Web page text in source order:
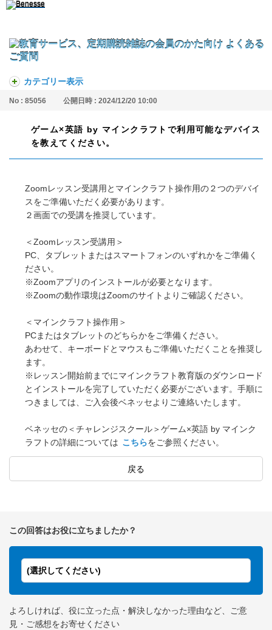
カテゴリー表示
No : 85056 公開日時 : 2024/12/20 10:00
ゲーム×英語 by マインクラフトで利用可能なデバイス
を教えてください。
Zoomレッスン受講用とマインクラフト操作用の２つのデバイ
スをご準備いただく必要があります。
２画面での受講を推奨しています。
＜Zoomレッスン受講用＞
PC、タブレットまたはスマートフォンのいずれかをご準備く
ださい。
※Zoomアプリのインストールが必要となります。
※Zoomの動作環境はZoomのサイトよりご確認ください。
＜マインクラフト操作用＞
PCまたはタブレットのどちらかをご準備ください。
あわせて、キーボードとマウスもご準備いただくことを推奨し
ます。
※レッスン開始前までにマインクラフト教育版のダウンロード
とインストールを完了していただく必要がございます。手順に
つきましては、ご入会後ベネッセよりご連絡いたします。
ベネッセの＜チャレンジスクール＞ゲーム×英語 by マインク
ラフトの詳細については こちらをご参照ください。
戻る
この回答はお役に立ちましたか？
(選択してください)
よろしければ、役に立った点・解決しなかった理由など、ご意
見・ご感想をお寄せください